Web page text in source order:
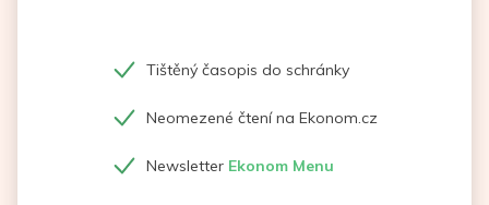
Tištěný časopis do schránky
Neomezené čtení na Ekonom.cz
Newsletter Ekonom Menu